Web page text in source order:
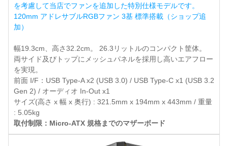
を考慮して当店でファンを追加した特別仕様モデルです。
120mm アドレサブルRGBファン 3基 標準搭載（ショップ追
加）
幅19.3cm、高さ32.2cm。 26.3リットルのコンパクト筐体。
両サイド及びトップにメッシュパネルを採用し高いエアフロー
を実現。
前面 I/F：USB Type-A x2 (USB 3.0) / USB Type-C x1 (USB 3.2
Gen 2) / オーディオ In-Out x1
サイズ(高さ x 幅 x 奥行) : 321.5mm x 194mm x 443mm / 重量
: 5.05kg
取付制限：Micro-ATX 規格までのマザーボード